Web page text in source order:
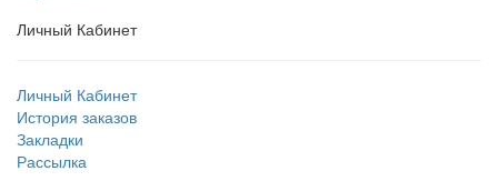
Личный Кабинет
Личный Кабинет
История заказов
Закладки
Рассылка